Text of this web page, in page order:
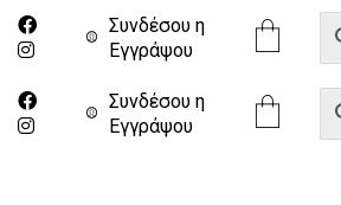
Συνδέσου η
Eγγράψου
Συνδέσου η
Eγγράψου